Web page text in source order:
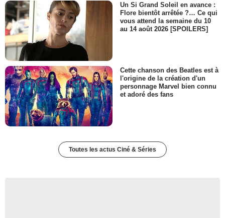
Un Si Grand Soleil en avance :
Flore bientôt arrêtée ?… Ce qui
vous attend la semaine du 10
au 14 août 2026 [SPOILERS]
Cette chanson des Beatles est à
l'origine de la création d'un
personnage Marvel bien connu
et adoré des fans
Toutes les actus Ciné & Séries